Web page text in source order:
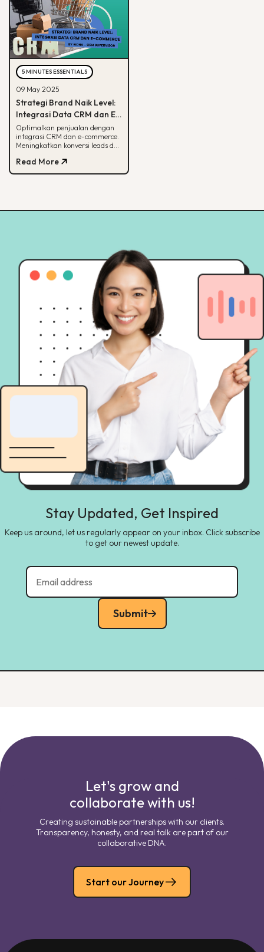
5 MINUTES ESSENTIALS
09 May 2025
Strategi Brand Naik Level:
Integrasi Data CRM dan E-
commerce
Optimalkan penjualan dengan
integrasi CRM dan e-commerce.
Meningkatkan konversi leads dan
terarah
Read More
Stay Updated, Get Inspired
Keep us around, let us regularly appear on your inbox. Click subscribe
to get our newest update.
Submit
Let's grow and
collaborate with us!
Creating sustainable partnerships with our clients.
Transparency, honesty, and real talk are part of our
collaborative DNA.
Start our Journey